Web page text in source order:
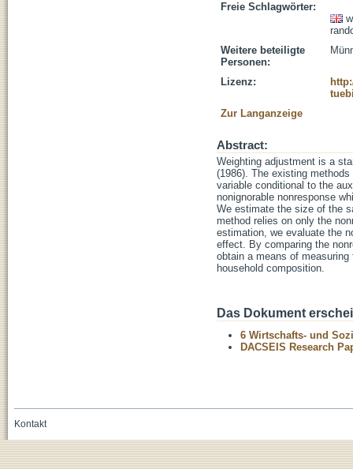
Freie Schlagwörter:
Weitere beteiligte
Personen:
Lizenz:
Zur Langanzeige
Abstract:
Weighting adjustment is a
(1986). The existing
variable conditional to the
nonignorable nonresponse
We estimate the size of the
method relies on only the
estimation, we evaluate the
effect. By comparing the
obtain a means of
household composition.
Das Dokument
6 Wirtschafts- und
DACSEIS Research
Kontakt